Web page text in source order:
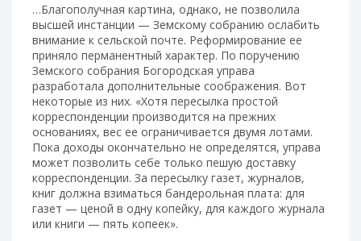
…Благополучная картина, однако, не позволила
высшей инстанции — Земскому собранию ослабить
внимание к сельской почте. Реформирование ее
приняло перманентный характер. По поручению
Земского собрания Богородская управа
разработала дополнительные соображения. Вот
некоторые из них. «Хотя пересылка простой
корреспонденции производится на прежних
основаниях, вес ее ограничивается двумя лотами.
Пока доходы окончательно не определятся, управа
может позволить себе только пешую доставку
корреспонденции. За пересылку газет, журналов,
книг должна взиматься бандерольная плата: для
газет — ценой в одну копейку, для каждого журнала
или книги — пять копеек».